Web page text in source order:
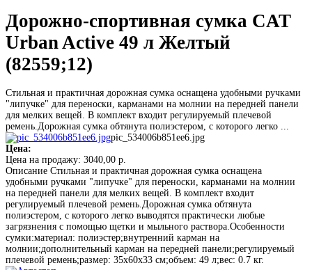
Дорожно-спортивная сумка CAT
Urban Active 49 л Желтый
(82559;12)
Стильная и практичная дорожная сумка оснащена удобными ручками
"липучке" для переноски, карманами на молнии на передней панели
для мелких вещей. В комплект входит регулируемый плечевой
ремень.Дорожная сумка обтянута полиэстером, с которого легко ...
pic_534006b851ee6.jpg
Цена:
Цена на продажу: 3040,00 р.
Описание Стильная и практичная дорожная сумка оснащена
удобными ручками "липучке" для переноски, карманами на молнии
на передней панели для мелких вещей. В комплект входит
регулируемый плечевой ремень.Дорожная сумка обтянута
полиэстером, с которого легко выводятся практически любые
загрязнения с помощью щетки и мыльного раствора.Особенности
сумки:материал: полиэстер;внутренний карман на
молнии;дополнительный карман на передней панели;регулируемый
плечевой ремень;размер: 35х60х33 см;объем: 49 л;вес: 0.7 кг.